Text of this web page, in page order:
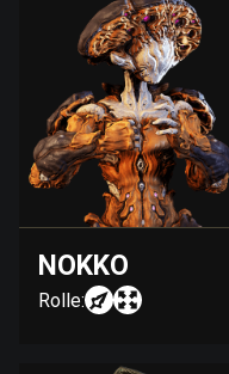
NOKKO
Rolle: